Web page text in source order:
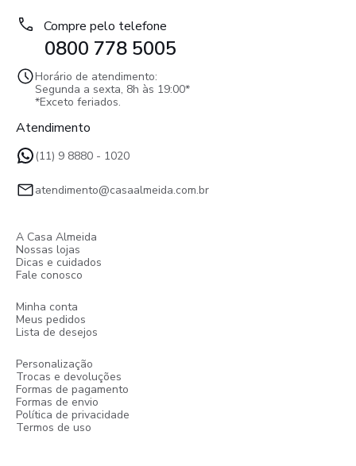
Compre pelo telefone
0800 778 5005
Horário de atendimento:
Segunda a sexta, 8h às 19:00*
*Exceto feriados.
Atendimento
(11) 9 8880 - 1020
atendimento@casaalmeida.com.br
A Casa Almeida
Nossas lojas
Dicas e cuidados
Fale conosco
Minha conta
Meus pedidos
Lista de desejos
Personalização
Trocas e devoluções
Formas de pagamento
Formas de envio
Política de privacidade
Termos de uso